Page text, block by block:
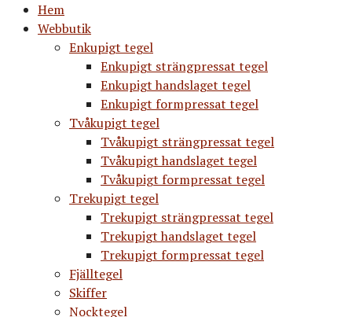
Hem
Webbutik
Enkupigt tegel
Enkupigt strängpressat tegel
Enkupigt handslaget tegel
Enkupigt formpressat tegel
Tvåkupigt tegel
Tvåkupigt strängpressat tegel
Tvåkupigt handslaget tegel
Tvåkupigt formpressat tegel
Trekupigt tegel
Trekupigt strängpressat tegel
Trekupigt handslaget tegel
Trekupigt formpressat tegel
Fjälltegel
Skiffer
Nocktegel